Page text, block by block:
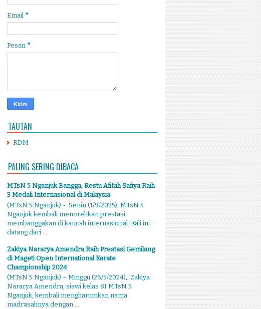
Email *
Pesan *
TAUTAN
RDM
PALING SERING DIBACA
MTsN 5 Nganjuk Bangga, Restu Afifah Safiya Raih
3 Medali Internasional di Malaysia
(MTsN 5 Nganjuk) - Senin (1/9/2025), MTsN 5
Nganjuk kembali menorehkan prestasi
membanggakan di kancah internasional. Kali ini
datang dari ...
Zakiya Nararya Amendra Raih Prestasi Gemilang
di Mageti Open International Karate
Championship 2024
(MTsN 5 Nganjuk) – Minggu (26/5/2024), Zakiya
Nararya Amendra, siswi kelas 8I MTsN 5
Nganjuk, kembali mengharumkan nama
madrasahnya dengan ...